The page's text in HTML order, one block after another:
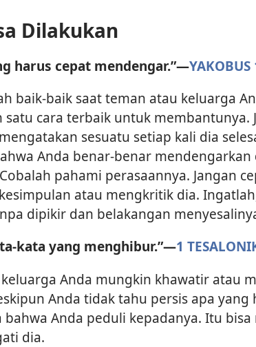
Dilakukan
harus cepat mendengar.”​—YAKOBUS
baik-baik saat teman atau keluarga
satu cara terbaik untuk membantunya.
sesuatu setiap kali dia
Anda benar-benar
pahami perasaannya. Jangan
atau mengkritik dia.
dipikir dan belakangan
kata yang menghibur.”​—1
Anda mungkin khawatir atau
Anda tidak tahu persis apa yang
bahwa Anda peduli kepadanya. Itu
dia.